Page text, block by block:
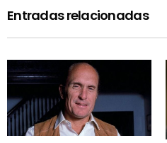
Entradas relacionadas